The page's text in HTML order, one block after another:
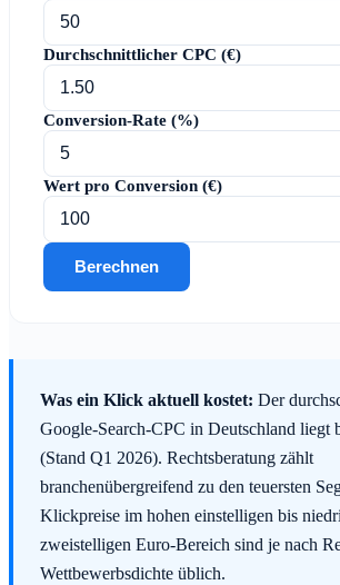
Durchschnittlicher CPC (€)
Conversion-Rate (%)
Wert pro Conversion (€)
Berechnen
Was ein Klick aktuell kostet: Der
Google-Search-CPC in Deutschland liegt
(Stand Q1 2026). Rechtsberatung zählt
branchenübergreifend zu den teuersten
Klickpreise im hohen einstelligen bis
zweistelligen Euro-Bereich sind je nach
Wettbewerbsdichte üblich.